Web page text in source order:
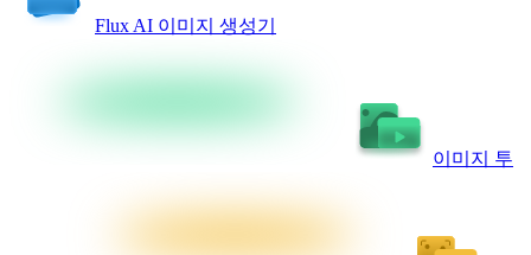
Flux AI 이미지 생성기
이미지 투